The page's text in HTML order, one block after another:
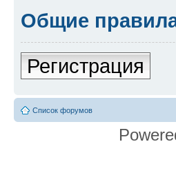
Общие
Регистрация
Список форумов